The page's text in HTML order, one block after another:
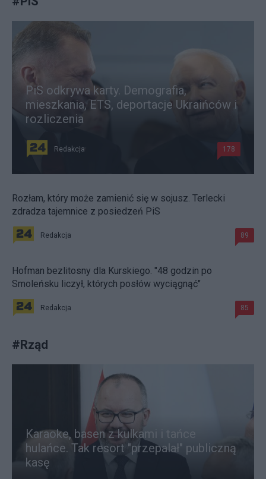
PiS odkrywa karty. Demografia,
mieszkania, ETS, deportacje Ukraińców i
rozliczenia
Redakcja 178
Rozłam, który może zamienić się w sojusz. Terlecki
zdradza tajemnice z posiedzeń PiS
Redakcja 89
Hofman bezlitosny dla Kurskiego. "48 godzin po
Smoleńsku liczył, których posłów wyciągnąć"
Redakcja 85
#Rząd
Karaoke, basen z kulkami i tańce
hulańce. Tak resort "przepalał" publiczną
kasę